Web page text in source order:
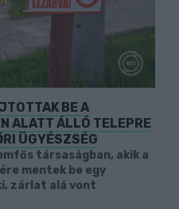
BE A
ALATT ÁLLÓ TELEPRE
ÜGYÉSZSÉG
társaságban, akik a
mentek be egy
zárlat alá vont